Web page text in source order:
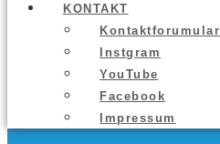
KON­TAKT
Kon­takt­fo­ru­mu­lar
Inst­gram
You­Tube
Face­book
Impres­sum